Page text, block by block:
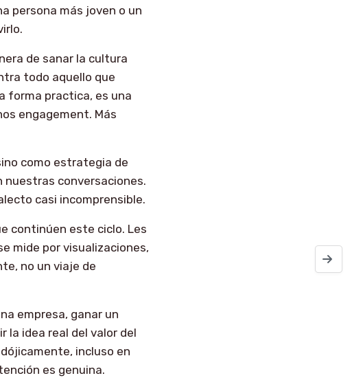
persona más joven o un
de sanar la cultura
todo aquello que
forma practica, es una
engagement. Más
como estrategia de
nuestras conversaciones.
casi incomprensible.
continúen este ciclo. Les
mide por visualizaciones,
no un viaje de
empresa, ganar un
la idea real del valor del
incluso en
es genuina.
Cache-